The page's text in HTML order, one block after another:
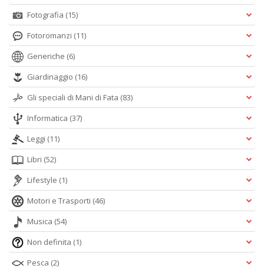
Fotografia (15)
Fotoromanzi (11)
Generiche (6)
Giardinaggio (16)
Gli speciali di Mani di Fata (83)
Informatica (37)
Leggi (11)
Libri (52)
Lifestyle (1)
Motori e Trasporti (46)
Musica (54)
Non definita (1)
Pesca (2)